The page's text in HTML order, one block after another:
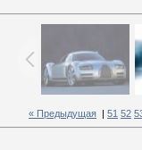
« Предыдущая 51 52